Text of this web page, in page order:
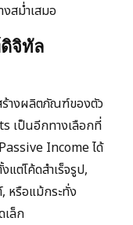
สม่ำเสมอ
จิทัล
ร้างผลิตภัณฑ์ของตัว
เป็นอีกทางเลือกที่
Income ได้
แต่โค้ดสำเร็จรูป,
รือแม้กระทั่ง
เล็ก